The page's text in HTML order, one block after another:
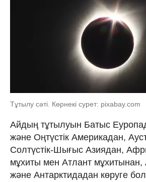
Тұтылу сәті. Көрнекі сурет: pixabay.com
Айдың тұтылуын Батыс
және Оңтүстік Америкадан,
Солтүстік-Шығыс Азиядан,
мұхиты мен Атлант мұхитынан,
және Антарктидадан көруге